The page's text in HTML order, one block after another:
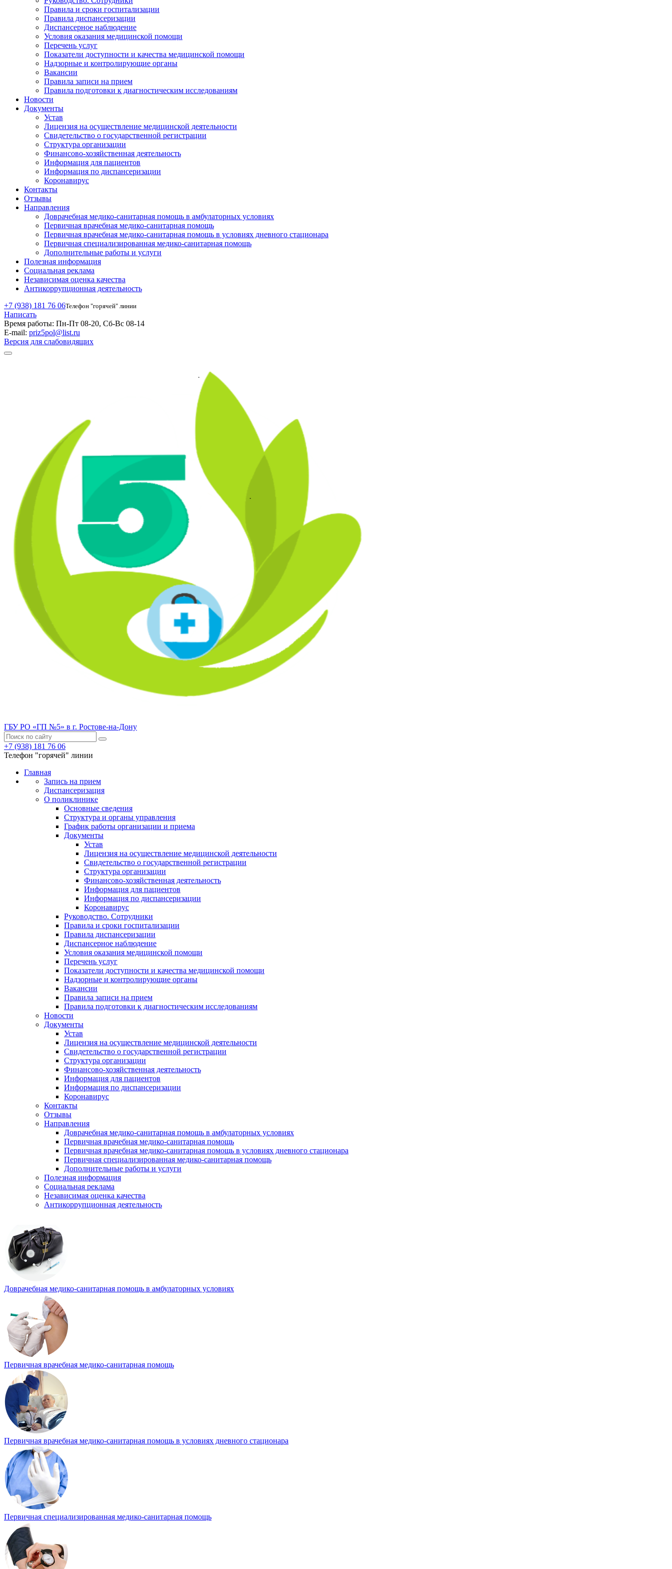
Правила и сроки госпитализации
Правила диспансеризации
Диспансерное наблюдение
Условия оказания медицинской помощи
Перечень услуг
Показатели доступности и качества медицинской помощи
Надзорные и контролирующие органы
Вакансии
Правила записи на прием
Правила подготовки к диагностическим исследованиям
Новости
Документы
Устав
Лицензия на осуществление медицинской деятельности
Свидетельство о государственной регистрации
Структура организации
Финансово-хозяйственная деятельность
Информация для пациентов
Информация по диспансеризации
Коронавирус
Контакты
Отзывы
Направления
Доврачебная медико-санитарная помощь в амбулаторных условиях
Первичная врачебная медико-санитарная помощь
Первичная врачебная медико-санитарная помощь в условиях дневного стационара
Первичная специализированная медико-санитарная помощь
Дополнительные работы и услуги
Полезная информация
Социальная реклама
Независимая оценка качества
Антикоррупционная деятельность
+7 (938) 181 76 06Телефон "горячей" линии
Написать
Время работы: Пн-Пт 08-20, Сб-Вс 08-14
E-mail: priz5pol@list.ru
Версия для слабовидящих
ГБУ РО «ГП №5» в г. Ростове-на-Дону
+7 (938) 181 76 06
Телефон "горячей" линии
Главная
Запись на прием
Диспансеризация
О поликлинике
Основные сведения
Структура и органы управления
График работы организации и приема
Документы
Устав
Лицензия на осуществление медицинской деятельности
Свидетельство о государственной регистрации
Структура организации
Финансово-хозяйственная деятельность
Информация для пациентов
Информация по диспансеризации
Коронавирус
Руководство. Сотрудники
Правила и сроки госпитализации
Правила диспансеризации
Диспансерное наблюдение
Условия оказания медицинской помощи
Перечень услуг
Показатели доступности и качества медицинской помощи
Надзорные и контролирующие органы
Вакансии
Правила записи на прием
Правила подготовки к диагностическим исследованиям
Новости
Документы
Устав
Лицензия на осуществление медицинской деятельности
Свидетельство о государственной регистрации
Структура организации
Финансово-хозяйственная деятельность
Информация для пациентов
Информация по диспансеризации
Коронавирус
Контакты
Отзывы
Направления
Доврачебная медико-санитарная помощь в амбулаторных условиях
Первичная врачебная медико-санитарная помощь
Первичная врачебная медико-санитарная помощь в условиях дневного стационара
Первичная специализированная медико-санитарная помощь
Дополнительные работы и услуги
Полезная информация
Социальная реклама
Независимая оценка качества
Антикоррупционная деятельность
Доврачебная медико-санитарная помощь в амбулаторных условиях
Первичная врачебная медико-санитарная помощь
Первичная врачебная медико-санитарная помощь в условиях дневного стационара
Первичная специализированная медико-санитарная помощь